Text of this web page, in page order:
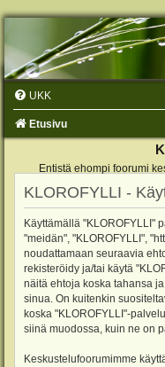
UKK
Etusivu
Entistä ehompi foorumi
KLOROFYLLI -
Käyttämällä "KLOROFYLLI"
"meidän", "KLOROFYLLI",
noudattamaan seuraavia
rekisteröidy ja/tai käytä
näitä ehtoja koska tahansa
sinua. On kuitenkin
koska "KLOROFYLLI"-
siinä muodossa, kuin ne on
Keskustelufoorumimme